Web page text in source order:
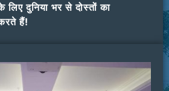
दुनिया भर से दोस्तों का
हैं!